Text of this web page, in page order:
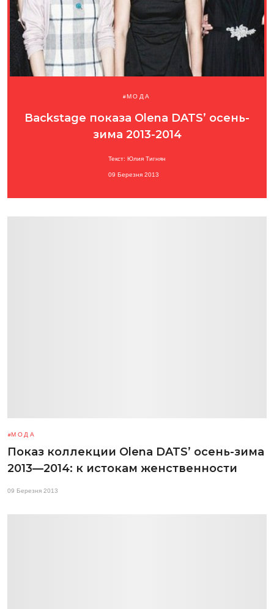
МОДА
Backstage показа Olena DATS’ осень-
зима 2013-2014
Текст: Юлия Тигнян
09 Березня 2013
МОДА
Показ коллекции Olena DATS’ осень-зима
2013—2014: к истокам женственности
09 Березня 2013